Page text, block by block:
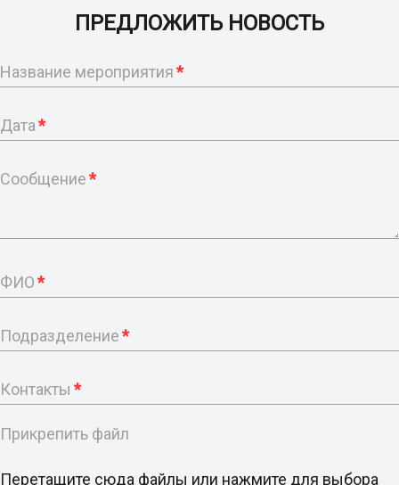
ПРЕДЛОЖИТЬ НОВОСТЬ
Название мероприятия*
Дата*
Сообщение*
ФИО*
Подразделение*
Контакты *
Прикрепить файл
Перетащите сюда файлы или нажмите для выбора